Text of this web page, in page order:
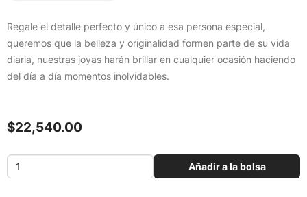
Regale el detalle perfecto y único a esa persona especial,
queremos que la belleza y originalidad formen parte de su vida
diaria, nuestras joyas harán brillar en cualquier ocasión haciendo
del día a día momentos inolvidables.
$22,540.00
Añadir a la bolsa